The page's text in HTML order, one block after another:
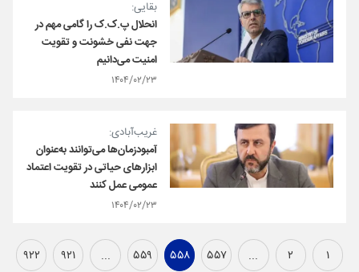
بقایی:
انحلال پ.ک.ک را گامی مهم در
جهت نفی خشونت و تقویت
امنیت می‌دانیم
۱۴۰۴/۰۲/۲۳
غریب‌آبادی:
آمبودزمان‌ها می‌توانند به‌عنوان
ابزارهای حیاتی در تقویت اعتماد
عمومی عمل کنند
۱۴۰۴/۰۲/۲۳
۱ ۲ ... ۵۵۷ ۵۵۸ ۵۵۹ ... ۹۲۱ ۹۲۲